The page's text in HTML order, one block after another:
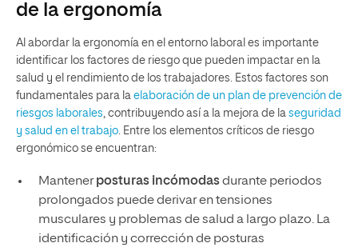
de la ergonomía
Al abordar la ergonomía en el entorno laboral es importante
identificar los factores de riesgo que pueden impactar en la
salud y el rendimiento de los trabajadores. Estos factores son
fundamentales para la elaboración de un plan de prevención de
riesgos laborales, contribuyendo así a la mejora de la seguridad
y salud en el trabajo. Entre los elementos críticos de riesgo
ergonómico se encuentran:
Mantenerposturas incómodasdurante periodos
prolongados puede derivar en tensiones
musculares y problemas de salud a largo plazo. La
identificación y corrección de posturas